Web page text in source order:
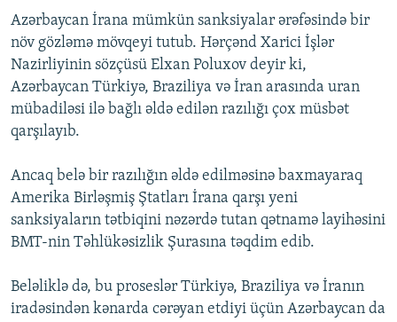
BIZIMLƏ ƏLAQƏ
XƏBƏR BÜLLETENLƏRIMIZ
Azərbaycan İrana mümkün sanksiyalar ərəfəsində bir
növ gözləmə mövqeyi tutub. Hərçənd Xarici İşlər
Nazirliyinin sözçüsü Elxan Poluxov deyir ki,
Azərbaycan Türkiyə, Braziliya və İran arasında uran
mübadiləsi ilə bağlı əldə edilən razılığı çox müsbət
qarşılayıb.
Ancaq belə bir razılığın əldə edilməsinə baxmayaraq
Amerika Birləşmiş Ştatları İrana qarşı yeni
sanksiyaların tətbiqini nəzərdə tutan qətnamə layihəsini
BMT-nin Təhlükəsizlik Şurasına təqdim edib.
Beləliklə də, bu proseslər Türkiyə, Braziliya və İranın
iradəsindən kənarda cərəyan etdiyi üçün Azərbaycan da